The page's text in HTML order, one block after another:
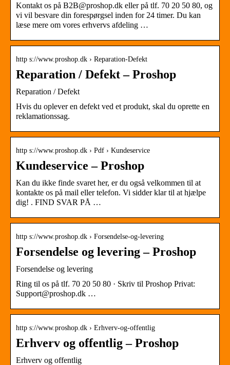
Kontakt os på B2B@proshop.dk eller på tlf. 70 20 50 80, og
vi vil besvare din forespørgsel inden for 24 timer. Du kan
læse mere om vores erhvervs afdeling …
http s://www.proshop.dk › Reparation-Defekt
Reparation / Defekt – Proshop
Reparation / Defekt
Hvis du oplever en defekt ved et produkt, skal du oprette en
reklamationssag.
http s://www.proshop.dk › Pdf › Kundeservice
Kundeservice – Proshop
Kan du ikke finde svaret her, er du også velkommen til at
kontakte os på mail eller telefon. Vi sidder klar til at hjælpe
dig! . FIND SVAR PÅ …
http s://www.proshop.dk › Forsendelse-og-levering
Forsendelse og levering – Proshop
Forsendelse og levering
Ring til os på tlf. 70 20 50 80 · Skriv til Proshop Privat:
Support@proshop.dk …
http s://www.proshop.dk › Erhverv-og-offentlig
Erhverv og offentlig – Proshop
Erhverv og offentlig